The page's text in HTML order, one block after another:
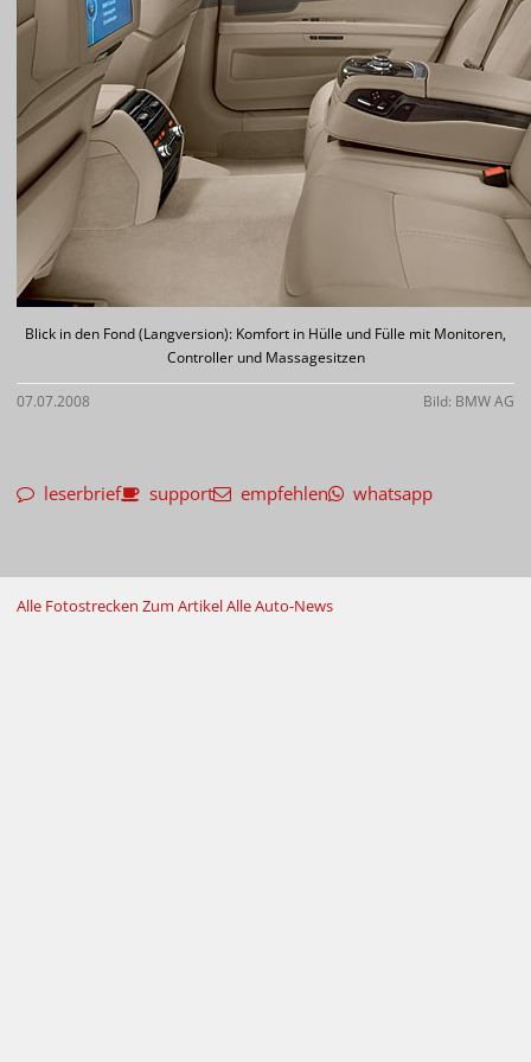
Blick in den Fond (Langversion): Komfort in Hülle und Fülle mit Monitoren,
Controller und Massagesitzen
07.07.2008 Bild: BMW AG
leserbrief support empfehlen whatsapp
Alle Fotostrecken Zum ArtikelAlle Auto-News